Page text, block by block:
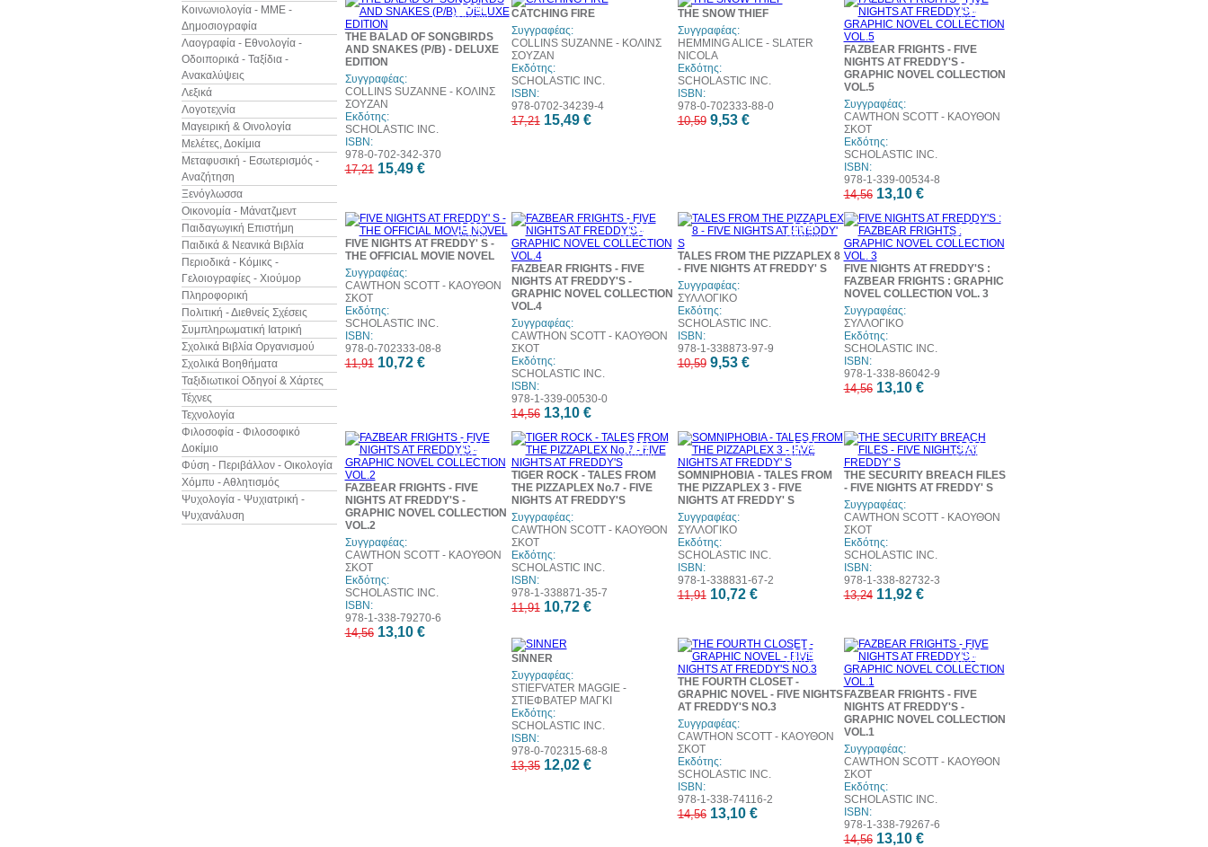
Κοινωνιολογία - ΜΜΕ -
Δημοσιογραφία
Λαογραφία - Εθνολογία -
Οδοιπορικά - Ταξίδια -
Ανακαλύψεις
Λεξικά
Λογοτεχνία
Μαγειρική & Οινολογία
Μελέτες, Δοκίμια
Μεταφυσική - Εσωτερισμός -
Αναζήτηση
Ξενόγλωσσα
Οικονομία - Μάνατζμεντ
Παιδαγωγική Επιστήμη
Παιδικά & Νεανικά Βιβλία
Περιοδικά - Κόμικς -
Γελοιογραφίες - Χιούμορ
Πληροφορική
Πολιτική - Διεθνείς Σχέσεις
Συμπληρωματική Ιατρική
Σχολικά Βιβλία Οργανισμού
Σχολικά Βοηθήματα
Ταξιδιωτικοί Οδηγοί & Χάρτες
Τέχνες
Τεχνολογία
Φιλοσοφία - Φιλοσοφικό
Δοκίμιο
Φύση - Περιβάλλον - Οικολογία
Χόμπυ - Αθλητισμός
Ψυχολογία - Ψυχιατρική -
Ψυχανάλυση
10%
έκπτωση
THE BALAD OF SONGBIRDS
AND SNAKES (P/B) - DELUXE
EDITION
Συγγραφέας:
COLLINS SUZANNE - ΚΟΛΙΝΣ
ΣΟΥΖΑΝ
Εκδότης:
SCHOLASTIC INC.
ISBN:
978-0-702-342-370
17,21 15,49 €
CATCHING FIRE
Συγγραφέας:
COLLINS SUZANNE - ΚΟΛΙΝΣ
ΣΟΥΖΑΝ
Εκδότης:
SCHOLASTIC INC.
ISBN:
978-0702-34239-4
17,21 15,49 €
THE SNOW THIEF
Συγγραφέας:
HEMMING ALICE - SLATER
NICOLA
Εκδότης:
SCHOLASTIC INC.
ISBN:
978-0-702333-88-0
10,59 9,53 €
10%
έκπτωση
FAZBEAR FRIGHTS - FIVE
NIGHTS AT FREDDY'S -
GRAPHIC NOVEL COLLECTION
VOL.5
Συγγραφέας:
CAWTHON SCOTT - ΚΑΟΥΘΟΝ
ΣΚΟΤ
Εκδότης:
SCHOLASTIC INC.
ISBN:
978-1-339-00534-8
14,56 13,10 €
10%
έκπτωση
FIVE NIGHTS AT FREDDY' S -
THE OFFICIAL MOVIE NOVEL
Συγγραφέας:
CAWTHON SCOTT - ΚΑΟΥΘΟΝ
ΣΚΟΤ
Εκδότης:
SCHOLASTIC INC.
ISBN:
978-0-702333-08-8
11,91 10,72 €
10%
έκπτωση
FAZBEAR FRIGHTS - FIVE
NIGHTS AT FREDDY'S -
GRAPHIC NOVEL COLLECTION
VOL.4
Συγγραφέας:
CAWTHON SCOTT - ΚΑΟΥΘΟΝ
ΣΚΟΤ
Εκδότης:
SCHOLASTIC INC.
ISBN:
978-1-339-00530-0
14,56 13,10 €
10%
έκπτωση
TALES FROM THE PIZZAPLEX 8
- FIVE NIGHTS AT FREDDY' S
Συγγραφέας:
ΣΥΛΛΟΓΙΚΟ
Εκδότης:
SCHOLASTIC INC.
ISBN:
978-1-338873-97-9
10,59 9,53 €
10%
έκπτωση
FIVE NIGHTS AT FREDDY'S :
FAZBEAR FRIGHTS : GRAPHIC
NOVEL COLLECTION VOL. 3
Συγγραφέας:
ΣΥΛΛΟΓΙΚΟ
Εκδότης:
SCHOLASTIC INC.
ISBN:
978-1-338-86042-9
14,56 13,10 €
10%
έκπτωση
FAZBEAR FRIGHTS - FIVE
NIGHTS AT FREDDY'S -
GRAPHIC NOVEL COLLECTION
VOL.2
Συγγραφέας:
CAWTHON SCOTT - ΚΑΟΥΘΟΝ
ΣΚΟΤ
Εκδότης:
SCHOLASTIC INC.
ISBN:
978-1-338-79270-6
14,56 13,10 €
10%
έκπτωση
TIGER ROCK - TALES FROM
THE PIZZAPLEX No.7 - FIVE
NIGHTS AT FREDDY'S
Συγγραφέας:
CAWTHON SCOTT - ΚΑΟΥΘΟΝ
ΣΚΟΤ
Εκδότης:
SCHOLASTIC INC.
ISBN:
978-1-338871-35-7
11,91 10,72 €
10%
έκπτωση
SOMNIPHOBIA - TALES FROM
THE PIZZAPLEX 3 - FIVE
NIGHTS AT FREDDY' S
Συγγραφέας:
ΣΥΛΛΟΓΙΚΟ
Εκδότης:
SCHOLASTIC INC.
ISBN:
978-1-338831-67-2
11,91 10,72 €
10%
έκπτωση
THE SECURITY BREACH FILES
- FIVE NIGHTS AT FREDDY' S
Συγγραφέας:
CAWTHON SCOTT - ΚΑΟΥΘΟΝ
ΣΚΟΤ
Εκδότης:
SCHOLASTIC INC.
ISBN:
978-1-338-82732-3
13,24 11,92 €
SINNER
Συγγραφέας:
STIEFVATER MAGGIE -
ΣΤΙΕΦΒΑΤΕΡ ΜΑΓΚΙ
Εκδότης:
SCHOLASTIC INC.
ISBN:
978-0-702315-68-8
13,35 12,02 €
10%
έκπτωση
THE FOURTH CLOSET -
GRAPHIC NOVEL - FIVE NIGHTS
AT FREDDY'S NO.3
Συγγραφέας:
CAWTHON SCOTT - ΚΑΟΥΘΟΝ
ΣΚΟΤ
Εκδότης:
SCHOLASTIC INC.
ISBN:
978-1-338-74116-2
14,56 13,10 €
10%
έκπτωση
FAZBEAR FRIGHTS - FIVE
NIGHTS AT FREDDY'S -
GRAPHIC NOVEL COLLECTION
VOL.1
Συγγραφέας:
CAWTHON SCOTT - ΚΑΟΥΘΟΝ
ΣΚΟΤ
Εκδότης:
SCHOLASTIC INC.
ISBN:
978-1-338-79267-6
14,56 13,10 €